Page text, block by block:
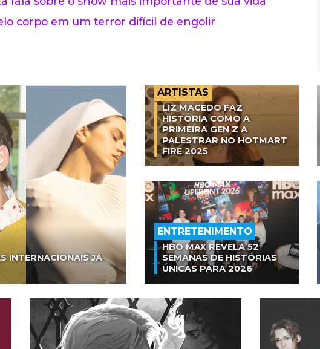
corpo em um terror difícil de engolir
INTERNACIONAIS JÁ
ARTISTAS
LIZ MACEDO FAZ
HISTÓRIA COMO A
PRIMEIRA GEN Z A
PALESTRAR NO HOTMART
FIRE 2025
ENTRETENIMENTO
HBO MAX REVELA 52
SEMANAS DE HISTÓRIAS
ÚNICAS PARA 2026